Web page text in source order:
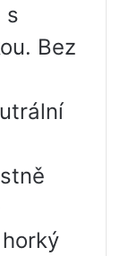
s
Bez